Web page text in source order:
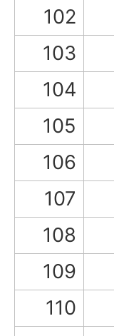
102
103
104
105
106
107
108
109
110